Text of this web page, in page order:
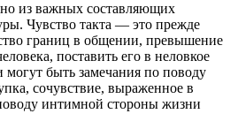
из важных составляющих
Чувство такта — это прежде
границ в общении, превышение
поставить его в неловкое
быть замечания по поводу
сочувствие, выраженное в
интимной стороны жизни